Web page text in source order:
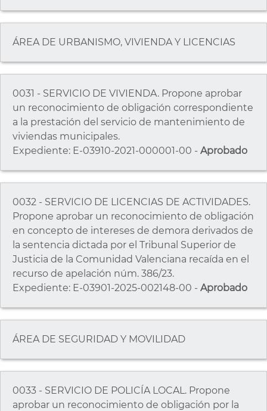
ÁREA DE URBANISMO, VIVIENDA Y LICENCIAS
0031 - SERVICIO DE VIVIENDA. Propone aprobar
un reconocimiento de obligación correspondiente
a la prestación del servicio de mantenimiento de
viviendas municipales.
Expediente: E-03910-2021-000001-00 - Aprobado
0032 - SERVICIO DE LICENCIAS DE ACTIVIDADES.
Propone aprobar un reconocimiento de obligación
en concepto de intereses de demora derivados de
la sentencia dictada por el Tribunal Superior de
Justicia de la Comunidad Valenciana recaída en el
recurso de apelación núm. 386/23.
Expediente: E-03901-2025-002148-00 - Aprobado
ÁREA DE SEGURIDAD Y MOVILIDAD
0033 - SERVICIO DE POLICÍA LOCAL. Propone
aprobar un reconocimiento de obligación por la